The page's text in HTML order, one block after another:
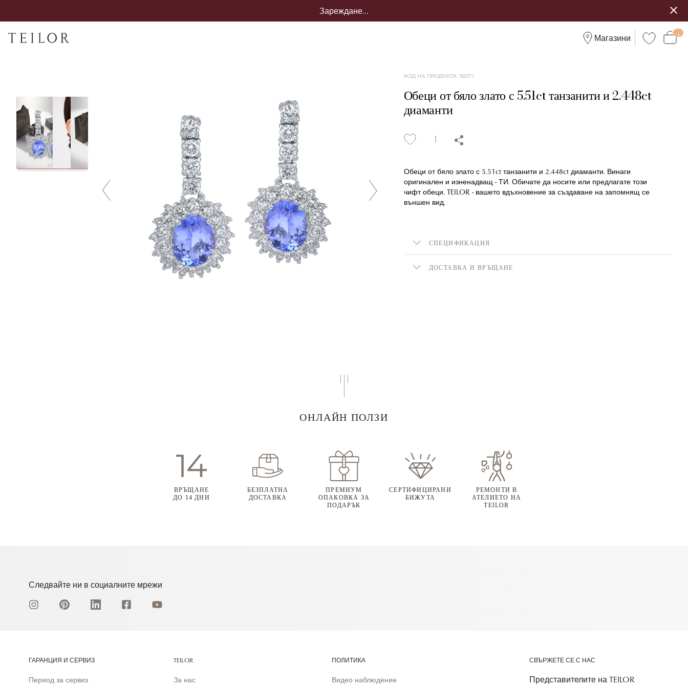
Зареждане...
Магазини
КОД НА ПРОДУКТА: 155171
Обеци от бяло злато с 5.51ct танзанити и 2.448ct
диаманти
Обеци от бяло злато с 5.51ct танзанити и 2.448ct диаманти. Винаги
оригинален и изненадващ - ТИ. Обичате да носите или предлагате този
чифт обеци. TEILOR - вашето вдъхновение за създаване на запомнящ се
външен вид.
СПЕЦИФИКАЦИЯ
ДОСТАВКА И ВРЪЩАНЕ
ОНЛАЙН ПОЛЗИ
ВРЪЩАНЕ
ДО 14 ДНИ
БЕЗПЛАТНА
ДОСТАВКА
ПРЕМИУМ
ОПАКОВКА ЗА
ПОДАРЪК
СЕРТИФИЦИРАНИ
БИЖУТА
РЕМОНТИ В
АТЕЛИЕТО НА
TEILOR
Следвайте ни в социалните мрежи
ГАРАНЦИЯ И СЕРВИЗ
Период за сервиз
TEILOR
За нас
ПОЛИТИКА
Видео наблюдение
СВЪРЖЕТЕ СЕ С НАС
Представителите на TEILOR